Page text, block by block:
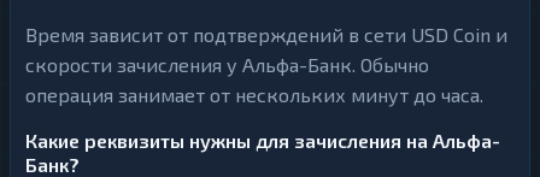
Время зависит от подтверждений в сети USD Coin и
скорости зачисления у Альфа-Банк. Обычно
операция занимает от нескольких минут до часа.
Какие реквизиты нужны для зачисления на Альфа-
Банк?